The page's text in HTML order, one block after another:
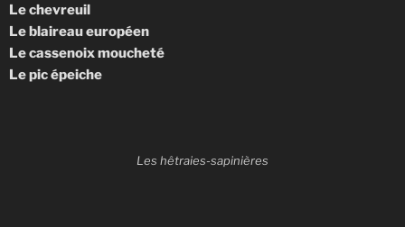
Le chevreuil
Le blaireau européen
Le cassenoix moucheté
Le pic épeiche
Les hêtraies-sapinières